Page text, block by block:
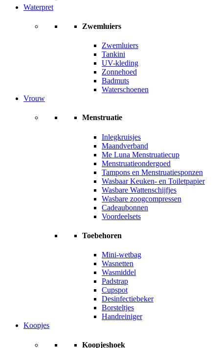
Waterpret
Zwemluiers
Zwemluiers
Tankini
UV-kleding
Zonnehoed
Badmuts
Waterschoenen
Vrouw
Menstruatie
Inlegkruisjes
Maandverband
Me Luna Menstruatiecup
Menstruatieondergoed
Tampons en Menstruatiesponzen
Wasbaar Keuken- en Toiletpapier
Wasbare Wattenschijfjes
Wasbare zoogcompressen
Cadeaubonnen
Voordeelsets
Toebehoren
Mini-wetbag
Wasnetten
Wasmiddel
Padstrap
Cupspot
Desinfectiebeker
Borsteltjes
Handreiniger
Koopjes
Koopjeshoek